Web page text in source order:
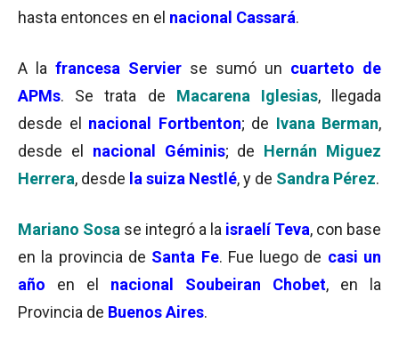
hasta entonces en el nacional Cassará.
A la francesa Servier se sumó un cuarteto de
APMs. Se trata de Macarena Iglesias, llegada
desde el nacional Fortbenton; de Ivana Berman,
desde el
nacional Géminis; de Hernán Miguez
Herrera, desde la suiza Nestlé, y de Sandra Pérez.
Mariano Sosa se integró a la israelí Teva, con base
en la provincia de Santa Fe. Fue luego de casi un
año en el nacional Soubeiran Chobet, en la
Provincia de Buenos Aires.